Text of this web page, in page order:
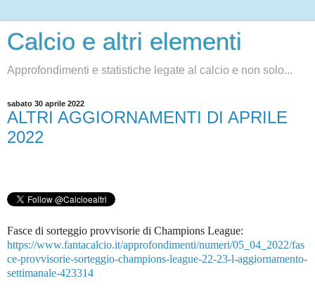
Calcio e altri elementi
Approfondimenti e statistiche legate al calcio e non solo...
sabato 30 aprile 2022
ALTRI AGGIORNAMENTI DI APRILE
2022
Fasce di sorteggio provvisorie di Champions League:
https://www.fantacalcio.it/approfondimenti/numeri/05_04_2022/fas
ce-provvisorie-sorteggio-champions-league-22-23-l-aggiornamento-
settimanale-423314